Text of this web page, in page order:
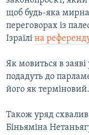
Усі сайти RFE/RL
щоб будь-яка
переговорах із
Ізраїлі на
Як мовиться в
подадуть до
його як терміновий.
Також уряд схвалив
Біньяміна